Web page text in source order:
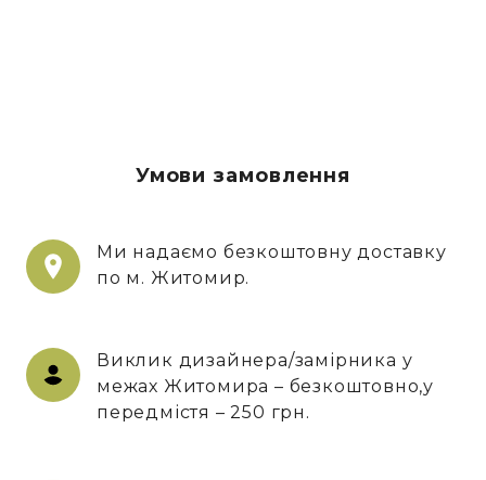
Умови замовлення
Ми надаємо безкоштовну доставку
по м. Житомир.
Виклик дизайнера/замірника у
межах Житомира – безкоштовно,у
передмістя – 250 грн.